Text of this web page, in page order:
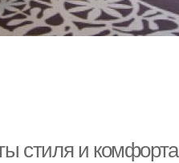
стиля и комфорта